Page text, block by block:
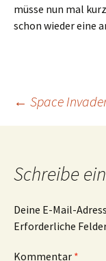
müsse nun mal
schon wieder eine
← Space
Schreibe
Deine E-Mail-
Erforderliche
Kommentar *